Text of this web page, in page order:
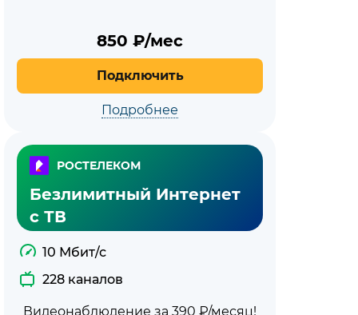
850 ₽/мес
Подключить
Подробнее
РОСТЕЛЕКОМ
Безлимитный Интернет
с ТВ
10 Мбит/с
228 каналов
Видеонаблюдение за 390 ₽/месяц!